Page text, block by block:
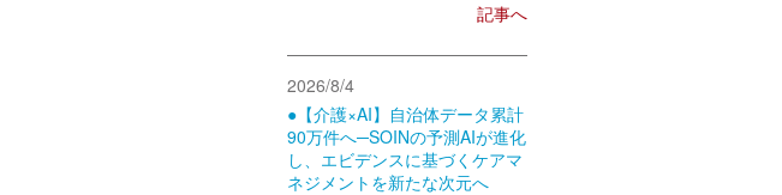
記事へ
2026/8/4
●【介護×AI】自治体データ累計
90万件へ─SOINの予測AIが進化
し、エビデンスに基づくケアマ
ネジメントを新たな次元へ